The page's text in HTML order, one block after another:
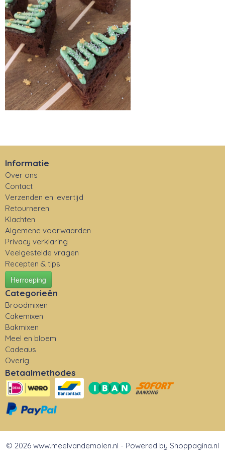
Informatie
Over ons
Contact
Verzenden en levertijd
Retourneren
Klachten
Algemene voorwaarden
Privacy verklaring
Veelgestelde vragen
Recepten & tips
Herroeping
Categorieën
Broodmixen
Cakemixen
Bakmixen
Meel en bloem
Cadeaus
Overig
Betaalmethodes
© 2026 www.meelvandemolen.nl - Powered by Shoppagina.nl